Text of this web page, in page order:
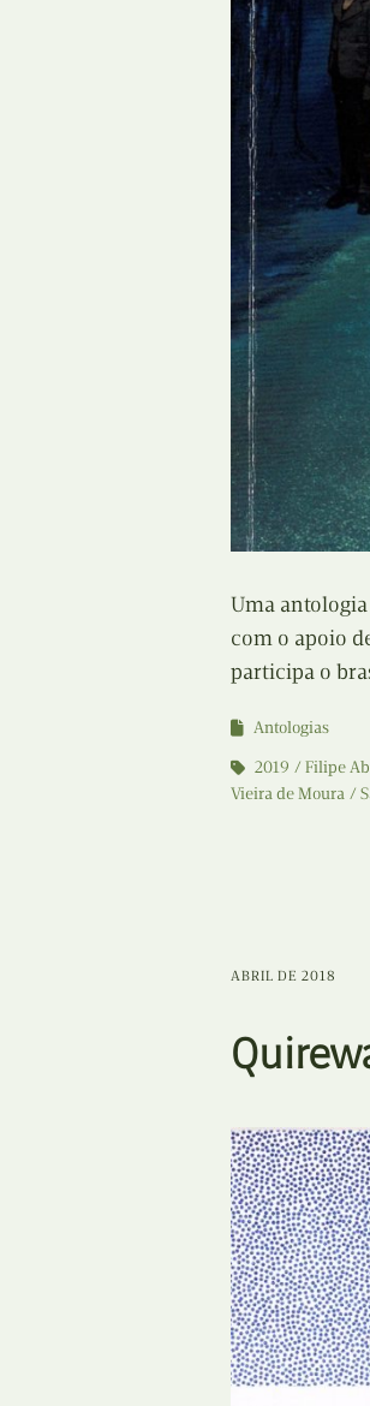
Uma
com o apoio
participa o
Antologias
2019
Filipe
Vieira de Moura
ABRIL DE 2018